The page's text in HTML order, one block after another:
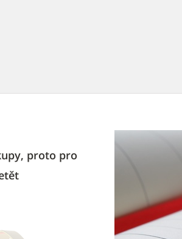
proto pro